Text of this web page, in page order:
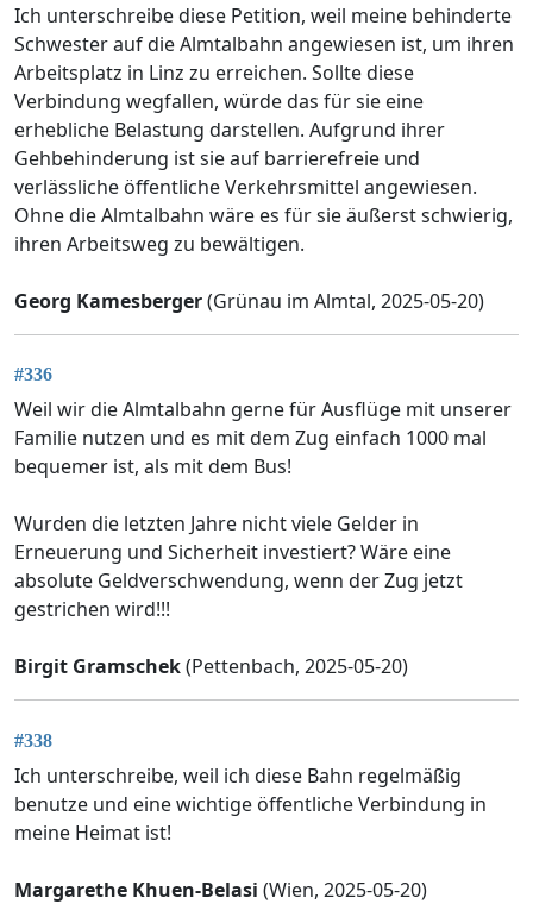
Ich unterschreibe diese Petition, weil meine behinderte
Schwester auf die Almtalbahn angewiesen ist, um ihren
Arbeitsplatz in Linz zu erreichen. Sollte diese
Verbindung wegfallen, würde das für sie eine
erhebliche Belastung darstellen. Aufgrund ihrer
Gehbehinderung ist sie auf barrierefreie und
verlässliche öffentliche Verkehrsmittel angewiesen.
Ohne die Almtalbahn wäre es für sie äußerst schwierig,
ihren Arbeitsweg zu bewältigen.
Georg Kamesberger(Grünau im Almtal, 2025-05-20)
#336
Weil wir die Almtalbahn gerne für Ausflüge mit unserer
Familie nutzen und es mit dem Zug einfach 1000 mal
bequemer ist, als mit dem Bus!
Wurden die letzten Jahre nicht viele Gelder in
Erneuerung und Sicherheit investiert? Wäre eine
absolute Geldverschwendung, wenn der Zug jetzt
gestrichen wird!!!
Birgit Gramschek(Pettenbach, 2025-05-20)
#338
Ich unterschreibe, weil ich diese Bahn regelmäßig
benutze und eine wichtige öffentliche Verbindung in
meine Heimat ist!
Margarethe Khuen-Belasi (Wien, 2025-05-20)